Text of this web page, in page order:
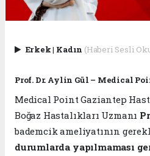
Erkek| Kadın (Haberi Sesli
Prof. Dr. Aylin Gül – Medical
Medical Point Gaziantep
Boğaz Hastalıkları Uzmanı
bademcik ameliyatının
durumlarda yapılmaması